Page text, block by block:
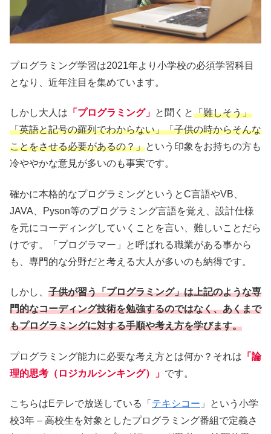
プログラミング学習は2021年より小学校の必須学習科目
となり、近年注目を集めています。
しかし大人は 「プログラミング」 と聞くと「難しそう」
「英語と記号の羅列でわからない」「子供の時からそんな
ことをさせる必要があるの？」という印象をお持ちの方も
冷ややかな意見が多いのも事実です。
確かに本格的なプログラミングというとC言語やVB、
JAVA、Pyson等のプログラミング言語を覚え、設計仕様
を元にコーディングしていくことを言い、難しいことだら
けです。「プログラマー」と呼ばれる職業がある事から
も、専門的な分野だと考える大人が多いのも納得です。
しかし、 子供が習う「プログラミング」は上記のような専
門的なコーディング技術を勉強するのではなく、あくまで
もプログラミングに対する手順や考え方を学びます。
プログラミング能力に必要な考え方とは何か？それは 「論
理的思考（ロジカルシンキング）」 です。
こちらはEテレで放送している「 テキシコー 」という小学
校3年 – 高校生を対象としたプログラミング番組で定義さ